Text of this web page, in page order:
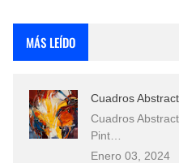
Que significan los
El mundo del arte en
MÁS LEÍDO
Cuadros
Cuadros
Pint…
Enero 03, 2024